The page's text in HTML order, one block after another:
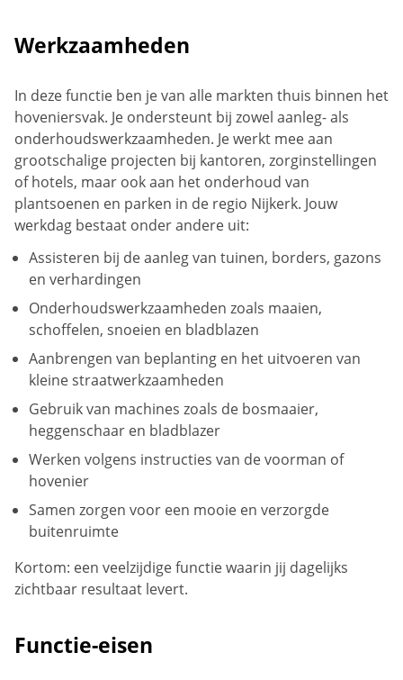
Werkzaamheden
In deze functie ben je van alle markten thuis binnen het
hoveniersvak. Je ondersteunt bij zowel aanleg- als
onderhoudswerkzaamheden. Je werkt mee aan
grootschalige projecten bij kantoren, zorginstellingen
of hotels, maar ook aan het onderhoud van
plantsoenen en parken in de regio Nijkerk. Jouw
werkdag bestaat onder andere uit:
Assisteren bij de aanleg van tuinen, borders, gazons
en verhardingen
Onderhoudswerkzaamheden zoals maaien,
schoffelen, snoeien en bladblazen
Aanbrengen van beplanting en het uitvoeren van
kleine straatwerkzaamheden
Gebruik van machines zoals de bosmaaier,
heggenschaar en bladblazer
Werken volgens instructies van de voorman of
hovenier
Samen zorgen voor een mooie en verzorgde
buitenruimte
Kortom: een veelzijdige functie waarin jij dagelijks
zichtbaar resultaat levert.
Functie-eisen